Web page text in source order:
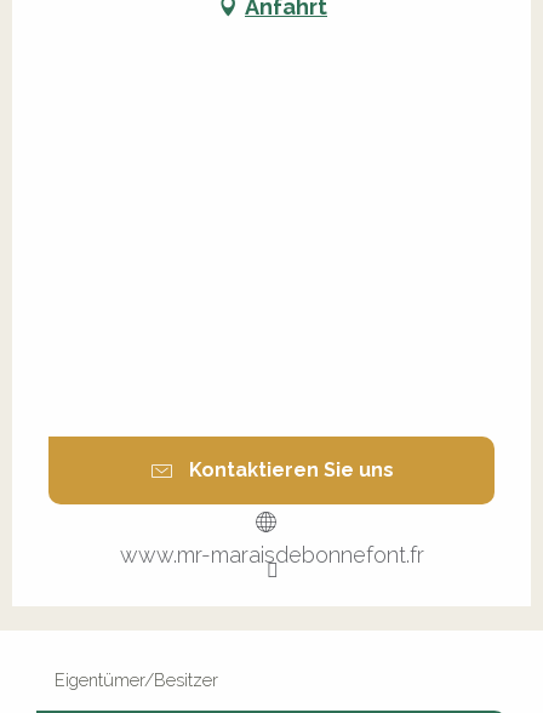
Anfahrt
Kontaktieren Sie uns
www.mr-maraisdebonnefont.fr
Eigentümer/Besitzer